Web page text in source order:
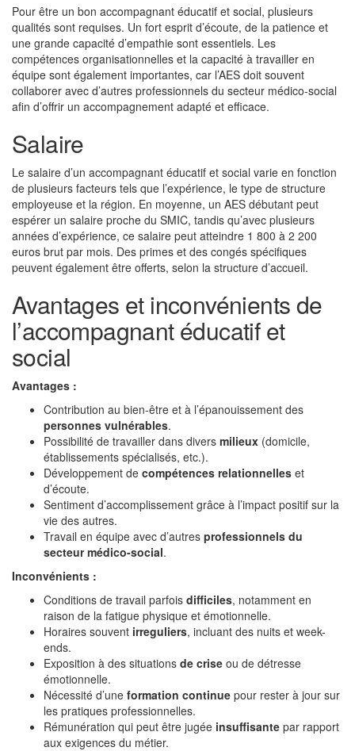
Pour être un bon accompagnant éducatif et social, plusieurs
qualités sont requises. Un fort esprit d’écoute, de la patience et
une grande capacité d’empathie sont essentiels. Les
compétences organisationnelles et la capacité à travailler en
équipe sont également importantes, car l’AES doit souvent
collaborer avec d’autres professionnels du secteur médico-social
afin d’offrir un accompagnement adapté et efficace.
Salaire
Le salaire d’un accompagnant éducatif et social varie en fonction
de plusieurs facteurs tels que l’expérience, le type de structure
employeuse et la région. En moyenne, un AES débutant peut
espérer un salaire proche du SMIC, tandis qu’avec plusieurs
années d’expérience, ce salaire peut atteindre 1 800 à 2 200
euros brut par mois. Des primes et des congés spécifiques
peuvent également être offerts, selon la structure d’accueil.
Avantages et inconvénients de
l’accompagnant éducatif et
social
Avantages :
Contribution au bien-être et à l’épanouissement des
personnes vulnérables.
Possibilité de travailler dans divers milieux (domicile,
établissements spécialisés, etc.).
Développement de compétences relationnelles et
d’écoute.
Sentiment d’accomplissement grâce à l’impact positif sur la
vie des autres.
Travail en équipe avec d’autres professionnels du
secteur médico-social.
Inconvénients :
Conditions de travail parfois difficiles, notamment en
raison de la fatigue physique et émotionnelle.
Horaires souvent irreguliers, incluant des nuits et week-
ends.
Exposition à des situations de crise ou de détresse
émotionnelle.
Nécessité d’une formation continue pour rester à jour sur
les pratiques professionnelles.
Rémunération qui peut être jugée insuffisante par rapport
aux exigences du métier.